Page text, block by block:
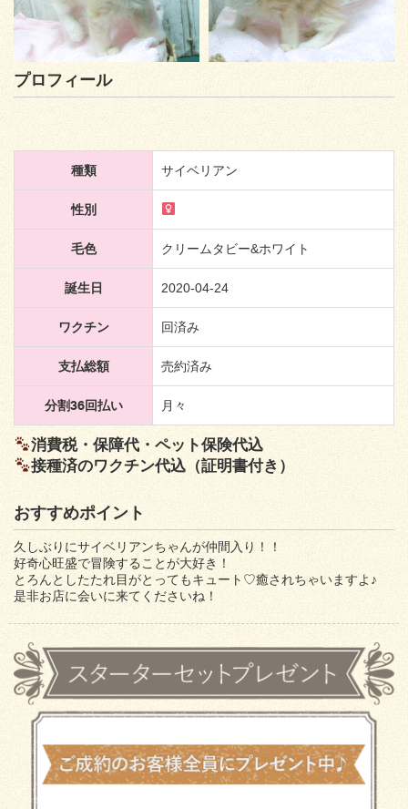
プロフィール
種類 サイベリアン
性別
毛色 クリームタビー&ホワイト
誕生日 2020-04-24
ワクチン 回済み
支払総額 売約済み
分割36回払い 月々
消費税・保障代・ペット保険代込
接種済のワクチン代込（証明書付き）
おすすめポイント
久しぶりにサイベリアンちゃんが仲間入り！！
好奇心旺盛で冒険することが大好き！
とろんとしたたれ目がとってもキュート♡癒されちゃいますよ♪
是非お店に会いに来てくださいね！